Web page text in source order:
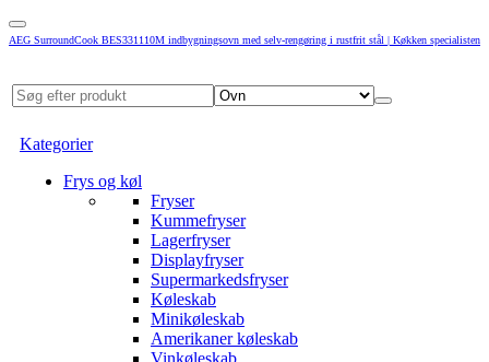
AEG SurroundCook BES331110M indbygningsovn med selv-rengøring i rustfrit stål | Køkken specialisten
Kategorier
Frys og køl
Fryser
Kummefryser
Lagerfryser
Displayfryser
Supermarkedsfryser
Køleskab
Minikøleskab
Amerikaner køleskab
Vinkøleskab